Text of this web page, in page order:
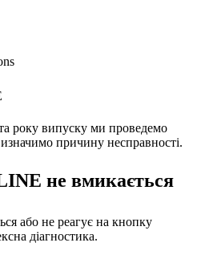
року випуску ми проведемо
причину несправності.
не вмикається
або не реагує на кнопку
діагностика.